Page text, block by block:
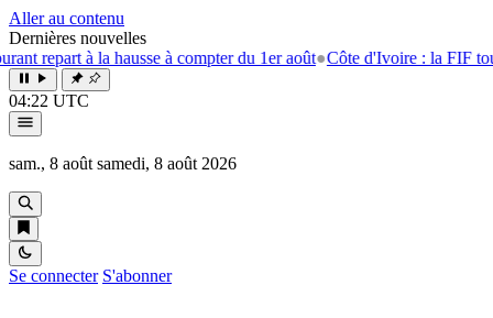
Aller au contenu
Dernières nouvelles
la hausse à compter du 1er août●Côte d'Ivoire : la FIF tourne la
04:22 UTC
sam., 8 août samedi, 8 août 2026
Se connecter S'abonner